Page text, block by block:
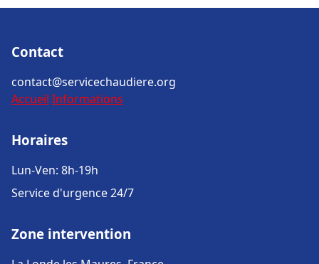
Contact
contact@servicechaudiere.org
Accueil Informations
Horaires
Lun-Ven: 8h-19h
Service d'urgence 24/7
Zone intervention